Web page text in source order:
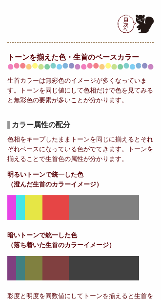
トーンを揃えた色・生首のベースカラー
生首カラーは無彩色のイメージが多くなっていま
す。トーンを同じ値にして色相だけで色を見てみる
と無彩色の要素が多いことが分かります。
カラー属性の配分
色相をキープしたままトーンを同じに揃えるとそれ
ぞれベースになっている色がでてきます。トーンを
揃えることで生首色の属性が分かります。
明るいトーンで統一した色
（澄んだ生首のカラーイメージ）
暗いトーンで統一した色
（落ち着いた生首のカラーイメージ）
彩度と明度を同数値にしてトーンを揃えると生首を